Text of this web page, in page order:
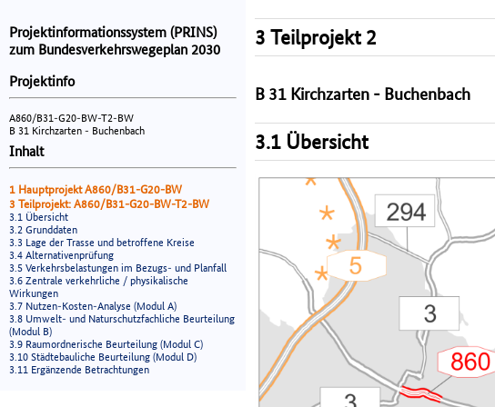
Projektinformationssystem (PRINS)
zum Bundesverkehrswegeplan 2030
Projektinfo
A860/B31-G20-BW-T2-BW
B 31 Kirchzarten - Buchenbach
Inhalt
1 Hauptprojekt A860/B31-G20-BW
3 Teilprojekt: A860/B31-G20-BW-T2-BW
3.1 Übersicht
3.2 Grunddaten
3.3 Lage der Trasse und betroffene Kreise
3.4 Alternativenprüfung
3.5 Verkehrsbelastungen im Bezugs- und Planfall
3.6 Zentrale verkehrliche / physikalische
Wirkungen
3.7 Nutzen-Kosten-Analyse (Modul A)
3.8 Umwelt- und Naturschutzfachliche Beurteilung
(Modul B)
3.9 Raumordnerische Beurteilung (Modul C)
3.10 Städtebauliche Beurteilung (Modul D)
3.11 Ergänzende Betrachtungen
3 Teilprojekt 2
B 31 Kirchzarten - Buchenbach
3.1 Übersicht